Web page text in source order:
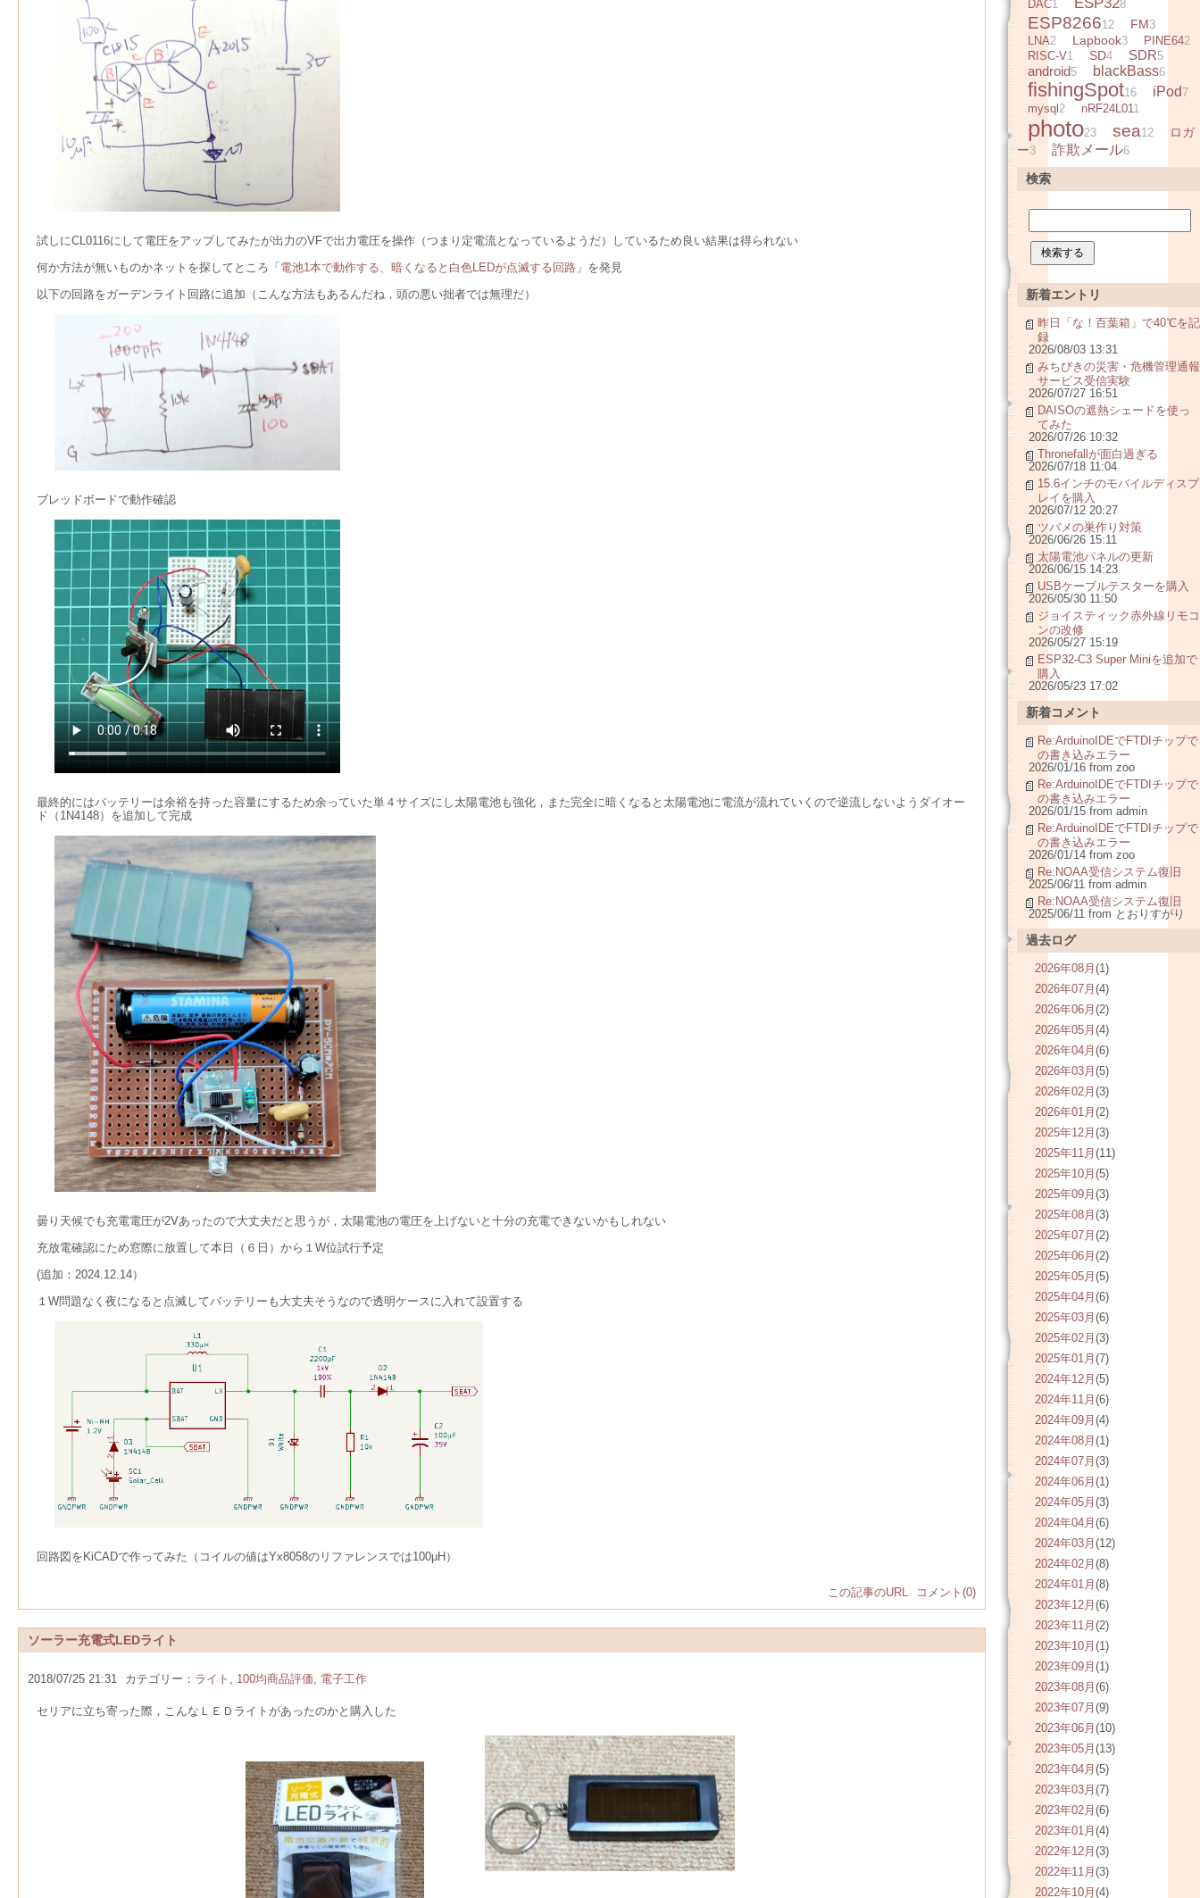
試しにCL0116にして電圧をアップしてみたが出力のVFで出力電圧を操作（つまり定電流となっているようだ）しているため良い結果は得られない
何か方法が無いものかネットを探してところ「 電池1本で動作する、暗くなると白色LEDが点滅する回路 」を発見
以下の回路をガーデンライト回路に追加（こんな方法もあるんだね，頭の悪い拙者では無理だ）
ブレッドボードで動作確認
最終的にはバッテリーは余裕を持った容量にするため余っていた単４サイズにし太陽電池も強化，また完全に暗くなると太陽電池に電流が流れていくので逆流しないようダイオー
ド（1N4148）を追加して完成
曇り天候でも充電電圧が2Vあったので大丈夫だと思うが，太陽電池の電圧を上げないと十分の充電できないかもしれない
充放電確認にため窓際に放置して本日（６日）から１W位試行予定
(追加：2024.12.14）
１W問題なく夜になると点滅してバッテリーも大丈夫そうなので透明ケースに入れて設置する
回路図をKiCADで作ってみた（コイルの値はYx8058のリファレンスでは100μH）
この記事のURL コメント(0)
ソーラー充電式LEDライト
2018/07/25 21:31 カテゴリー： ライト , 100均商品評価, 電子工作
セリアに立ち寄った際，こんなＬＥＤライトがあったのかと購入した
DAC1 8
ESP826612 FM3
LNA2 Lapbook3 PINE642
RISC-V1 SD4 SDR5
android5 blackBass6
fishingSpot16 iPod7
mysql 2 nRF24L011
photo23 sea12
ロガ
ー3 詐欺メール6
検索
新着エントリ
昨日「な！百葉箱」で40℃を記
録
2026/08/03 13:31
みちびきの災害・危機管理通報
サービス受信実験
2026/07/27 16:51
DAISOの遮熱シェードを使っ
てみた
2026/07/26 10:32
Thronefallが面白過ぎる
2026/07/18 11:04
15.6インチのモバイルディスプ
レイを購入
2026/07/12 20:27
ツバメの巣作り対策
2026/06/26 15:11
太陽電池パネルの更新
2026/06/15 14:23
USBケーブルテスターを購入
2026/05/30 11:50
ジョイスティック赤外線リモコ
ンの改修
2026/05/27 15:19
ESP32-C3 Super Miniを追加で
購入
2026/05/23 17:02
新着コメント
Re:ArduinoIDEでFTDIチップで
の書き込みエラー
2026/01/16 from zoo
Re:ArduinoIDEでFTDIチップで
の書き込みエラー
2026/01/15 from admin
Re:ArduinoIDEでFTDIチップで
の書き込みエラー
2026/01/14 from zoo
Re:NOAA受信システム復旧
2025/06/11 from admin
Re:NOAA受信システム復旧
2025/06/11 from とおりすがり
過去ログ
2026年08月 (1)
2026年07月 (4)
2026年06月 (2)
2026年05月 (4)
2026年04月 (6)
2026年03月 (5)
2026年02月 (3)
2026年01月 (2)
2025年12月 (3)
2025年11月 (11)
2025年10月 (5)
2025年09月 (3)
2025年08月 (3)
2025年07月 (2)
2025年06月 (2)
2025年05月 (5)
2025年04月 (6)
2025年03月 (6)
2025年02月 (3)
2025年01月 (7)
2024年12月 (5)
2024年11月 (6)
2024年09月 (4)
2024年08月 (1)
2024年07月 (3)
2024年06月 (1)
2024年05月 (3)
2024年04月 (6)
2024年03月 (12)
2024年02月 (8)
2024年01月 (8)
2023年12月 (6)
2023年11月 (2)
2023年10月 (1)
2023年09月 (1)
2023年08月 (6)
2023年07月 (9)
2023年06月 (10)
2023年05月 (13)
2023年04月 (5)
2023年03月 (7)
2023年02月 (6)
2023年01月 (4)
2022年12月 (3)
2022年11月 (3)
2022年10月 (4)